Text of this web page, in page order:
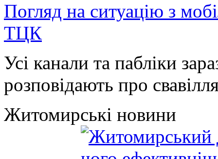
Погляд на ситуацію з
ТЦК
Усі канали та пабліки
розповідають про
Житомирські новини